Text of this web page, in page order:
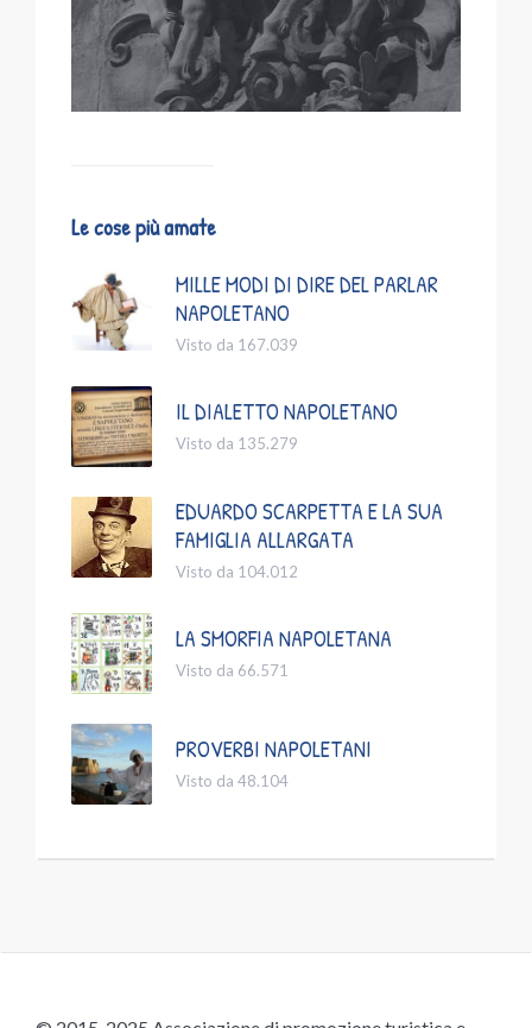
Le cose più amate
MILLE MODI DI DIRE DEL PARLAR
NAPOLETANO
Visto da 167.039
IL DIALETTO NAPOLETANO
Visto da 135.279
EDUARDO SCARPETTA E LA SUA
FAMIGLIA ALLARGATA
Visto da 104.012
LA SMORFIA NAPOLETANA
Visto da 66.571
PROVERBI NAPOLETANI
Visto da 48.104